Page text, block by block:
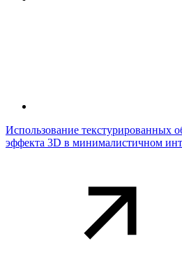
Использование текстурированных
эффекта 3D в минималистичном